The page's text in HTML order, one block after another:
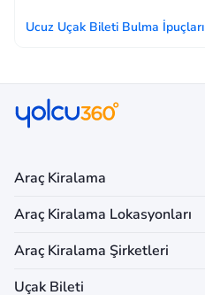
Ucuz Uçak Bileti Bulma İpuçları
Araç Kiralama
Araç Kiralama Lokasyonları
Araç Kiralama Şirketleri
Uçak Bileti